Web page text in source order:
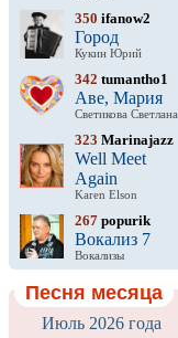
350 ifanow2
Город
Кукин Юрий
342 tumantho1
Аве, Мария
Светикова Светлана
323 Marinajazz
Well Meet
Again
Karen Elson
267 popurik
Вокализ 7
Вокализы
Песня месяца
Июль 2026 года